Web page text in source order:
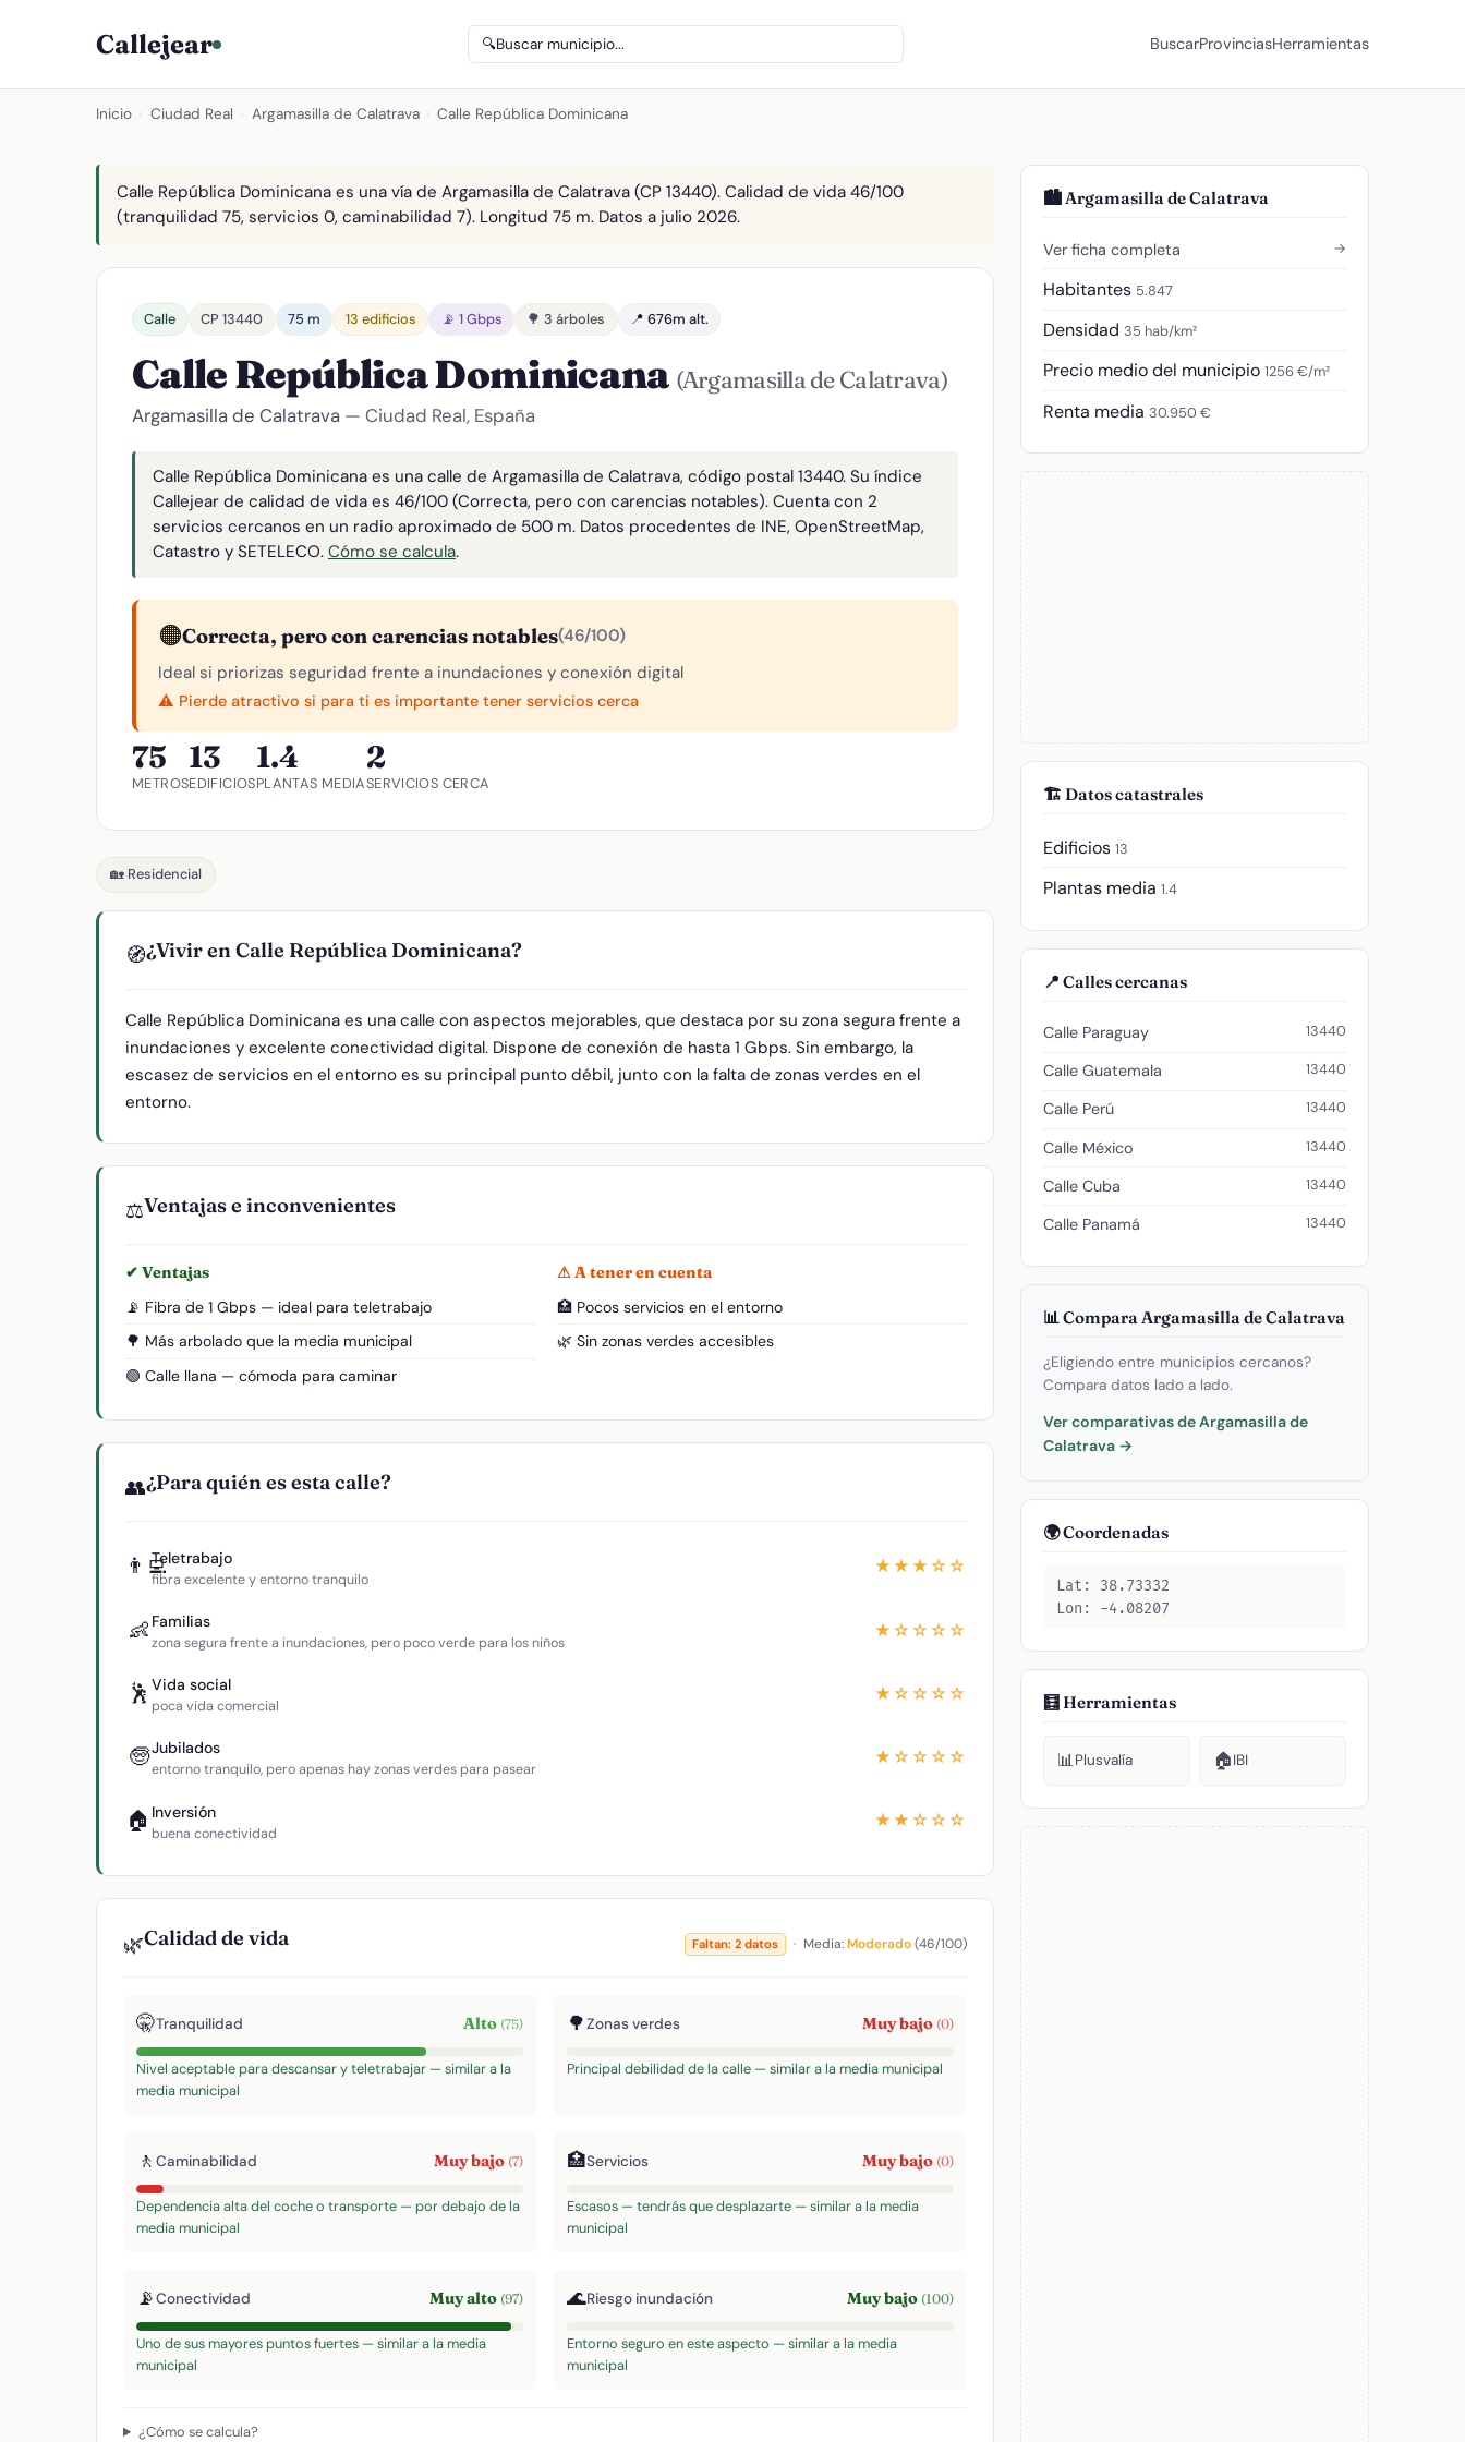
Callejear 🔍Buscar municipio... BuscarProvinciasHerramientas
Inicio Ciudad Real Argamasilla de Calatrava Calle República Dominicana
Calle República Dominicana es una vía de Argamasilla de Calatrava (CP 13440). Calidad de vida 46/100
(tranquilidad 75, servicios 0, caminabilidad 7). Longitud 75 m. Datos a julio 2026.
Calle CP 13440 75 m 13 edificios 📡 1 Gbps 🌳 3 árboles 📍 676m alt.
Calle República Dominicana (Argamasilla de Calatrava)
Argamasilla de Calatrava — Ciudad Real, España
Calle República Dominicana es una calle de Argamasilla de Calatrava, código postal 13440. Su índice
Callejear de calidad de vida es 46/100 (Correcta, pero con carencias notables). Cuenta con 2
servicios cercanos en un radio aproximado de 500 m. Datos procedentes de INE, OpenStreetMap,
Catastro y SETELECO. Cómo se calcula.
🟠Correcta, pero con carencias notables(46/100)
Ideal si priorizas seguridad frente a inundaciones y conexión digital
⚠️ Pierde atractivo si para ti es importante tener servicios cerca
75
METROS
13
EDIFICIOS
1.4
PLANTAS MEDIA
2
SERVICIOS CERCA
🏡 Residencial
🧭¿Vivir en Calle República Dominicana?
Calle República Dominicana es una calle con aspectos mejorables, que destaca por su zona segura frente a
inundaciones y excelente conectividad digital. Dispone de conexión de hasta 1 Gbps. Sin embargo, la
escasez de servicios en el entorno es su principal punto débil, junto con la falta de zonas verdes en el
entorno.
⚖️Ventajas e inconvenientes
✔ Ventajas
📡 Fibra de 1 Gbps — ideal para teletrabajo
🌳 Más arbolado que la media municipal
🟢 Calle llana — cómoda para caminar
⚠ A tener en cuenta
🏥 Pocos servicios en el entorno
🌿 Sin zonas verdes accesibles
👥¿Para quién es esta calle?
👨‍💻Teletrabajo
fibra excelente y entorno tranquilo
★★★☆☆
👶 Familias
zona segura frente a inundaciones, pero poco verde para los niños
★☆☆☆☆
🕺 Vida social
poca vida comercial
★☆☆☆☆
🧓Jubilados
entorno tranquilo, pero apenas hay zonas verdes para pasear
★☆☆☆☆
🏠 Inversión
buena conectividad
★★☆☆☆
🌿Calidad de vida Faltan: 2 datos · Media:Moderado(46/100)
🤫Tranquilidad Alto (75)
Nivel aceptable para descansar y teletrabajar — similar a la
media municipal
🌳Zonas verdes Muy bajo (0)
Principal debilidad de la calle — similar a la media municipal
🚶 Caminabilidad Muy bajo (7)
Dependencia alta del coche o transporte — por debajo de la
media municipal
🏥Servicios Muy bajo (0)
Escasos — tendrás que desplazarte — similar a la media
municipal
📡Conectividad Muy alto (97)
Uno de sus mayores puntos fuertes — similar a la media
municipal
🌊Riesgo inundación Muy bajo (100)
Entorno seguro en este aspecto — similar a la media
municipal
¿Cómo se calcula?
🏙️ Argamasilla de Calatrava
Ver ficha completa →
Habitantes 5.847
Densidad 35 hab/km²
Precio medio del municipio 1256 €/m²
Renta media 30.950 €
🏗️ Datos catastrales
Edificios 13
Plantas media 1.4
📍 Calles cercanas
Calle Paraguay 13440
Calle Guatemala 13440
Calle Perú 13440
Calle México 13440
Calle Cuba 13440
Calle Panamá 13440
📊 Compara Argamasilla de Calatrava
¿Eligiendo entre municipios cercanos?
Compara datos lado a lado.
Ver comparativas de Argamasilla de
Calatrava →
🌍 Coordenadas
Lat: 38.73332
Lon: -4.08207
🧮 Herramientas
📊Plusvalía 🏠IBI